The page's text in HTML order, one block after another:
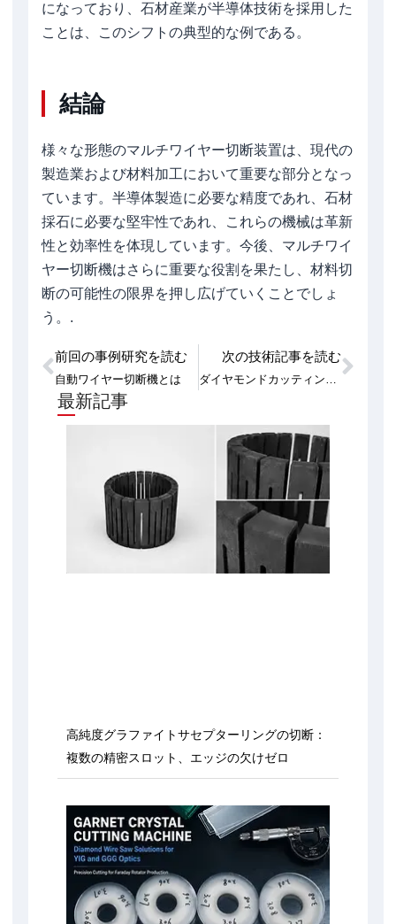
になっており、石材産業が半導体技術を採用した
ことは、このシフトの典型的な例である。
結論
様々な形態のマルチワイヤー切断装置は、現代の
製造業および材料加工において重要な部分となっ
ています。半導体製造に必要な精度であれ、石材
採石に必要な堅牢性であれ、これらの機械は革新
性と効率性を体現しています。今後、マルチワイ
ヤー切断機はさらに重要な役割を果たし、材料切
断の可能性の限界を押し広げていくことでしょ
う。.
Prev
前回の事例研究を読む
自動ワイヤー切断機とは
次の技術記事を読む次
最新記事
高純度グラファイトサセプターリングの切断：
複数の精密スロット、エッジの欠けゼロ